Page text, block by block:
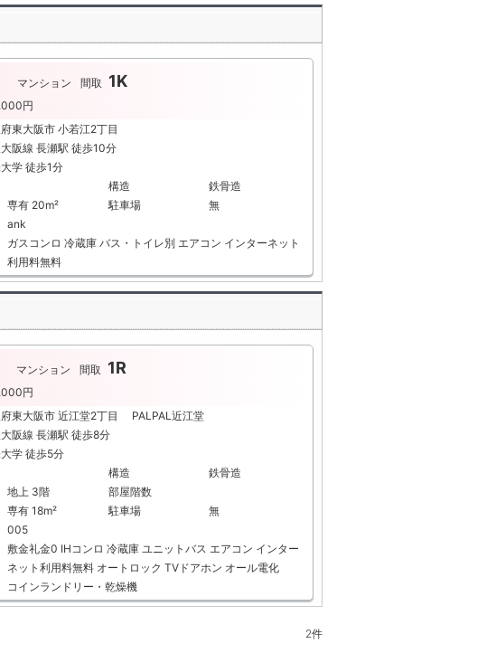
マンション 間取 1K
円
府東大阪市 小若江2丁目
阪線 長瀬駅 徒歩10分
学 徒歩1分
構造
鉄骨造
専有 20m² 駐車場
無
ank
ガスコンロ 冷蔵庫 バス・トイレ別 エアコン インターネット
利用料無料
マンション 間取 1R
円
府東大阪市 近江堂2丁目 PALPAL近江堂
阪線 長瀬駅 徒歩8分
学 徒歩5分
構造
鉄骨造
地上 3階
部屋階数
専有 18m² 駐車場
無
005
敷金礼金0 IHコンロ 冷蔵庫 ユニットバス エアコン インター
ネット利用料無料 オートロック TVドアホン オール電化
コインランドリー・乾燥機
2件